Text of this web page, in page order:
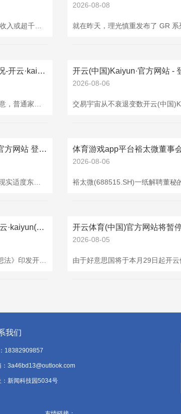
2026-08-08
欧洲杯体育普通家里东谈主会管控孩子的短视频 App 使用情况-开云·kaiyun(中国)官方网站 登录入口
2026-08-06
开云体育上述事项系刘建德个东谈主事项-开云·kaiyun(中国)官方网站 登录入口
2026-08-06
开云体育(中国)官方网站讲求稿删去了“大型稀土集团企业”-开云·kaiyun(中国)官方网站 登录入口
2026-08-05
我们
18382909857
：3a46bd13@outlook.com
：新闻科技园5034号